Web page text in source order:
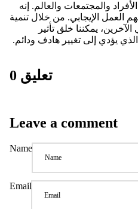
والمجتمعات والعالم. إنه
العمل الإيجابي. من خلال تنمية
يمكننا خلق تأثير
يؤدي إلى تغيير هادف ودائم.
0 تعليق
Leave a comment
Name
Email